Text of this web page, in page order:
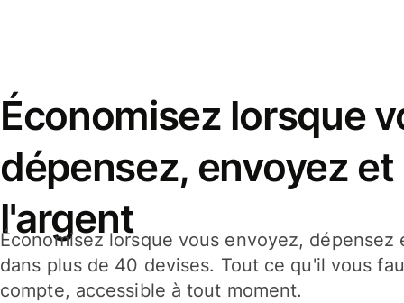
Économisez lorsque
dépensez, envoyez
l'argent
Économisez lorsque vous envoyez,
dans plus de 40 devises. Tout ce qu'il vous
compte, accessible à tout moment.